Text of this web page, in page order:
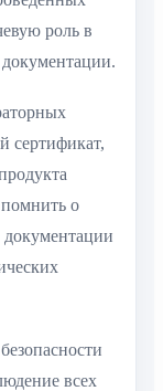
роль в
сертификат,
о
документации
всех